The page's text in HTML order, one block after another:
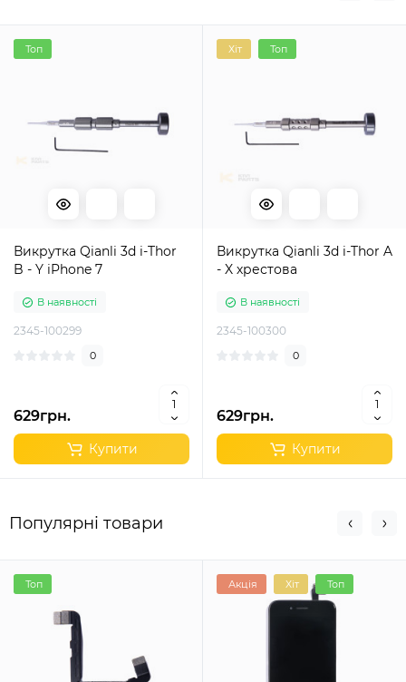
Топ
Викрутка Qianli 3d i-Thor
B - Y iPhone 7
В наявності
2345-100299
0
629грн.
Купити
Хіт Топ
Викрутка Qianli 3d i-Thor A
- X хрестова
В наявності
2345-100300
0
629грн.
Купити
Популярні товари
Топ Акція Хіт Топ